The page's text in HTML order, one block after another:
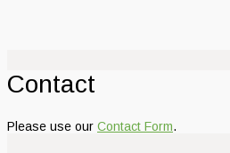
Contact
Please use our Contact Form.